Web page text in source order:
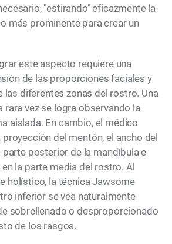
"estirando" eficazmente la
más prominente para crear un
este aspecto requiere una
de las proporciones faciales y
las diferentes zonas del rostro. Una
rara vez se logra observando la
aislada. En cambio, el médico
del mentón, el ancho del
parte posterior de la mandíbula e
la parte media del rostro. Al
holístico, la técnica Jawsome
inferior se vea naturalmente
sobrellenado o desproporcionado
de los rasgos.